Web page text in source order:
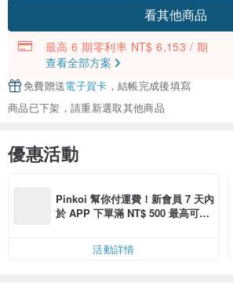
看其他商品
最高 6 期零利率 NT$ 6,153 / 期
查看全部方案
免費贈送電子賀卡 ，結帳完成後填寫
商品已下架，請重新選取其他商品
優惠活動
Pinkoi 幫你付運費！新會員 7 天內
於 APP 下單滿 NT$ 500 最高可折
活動詳情